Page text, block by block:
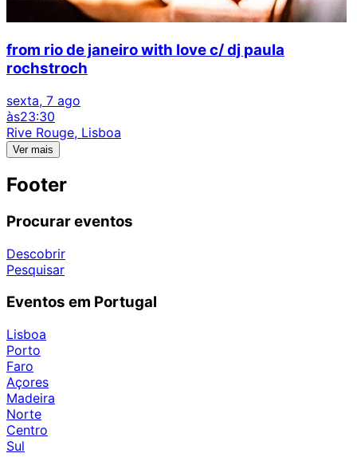
from rio de janeiro with love c/ dj paula
rochstroch
sexta, 7 ago
às23:30
Rive Rouge, Lisboa
Ver mais
Footer
Procurar eventos
Descobrir
Pesquisar
Eventos em Portugal
Lisboa
Porto
Faro
Açores
Madeira
Norte
Centro
Sul